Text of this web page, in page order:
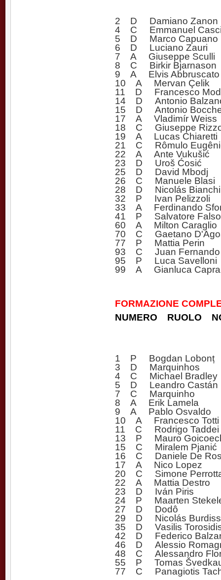
2 D Damiano Zanon
4 C Emmanuel
5 D Marco Capuano
6 D Luciano Zauri
7 A Giuseppe Sculli
8 C Birkir Bjarnason
9 A Elvis Abbruscato
10 A Mervan Çelik
11 D Francesco
14 D Antonio
15 D Antonio
17 A Vladimír Weiss
18 C Giuseppe
19 A Lucas Chiaretti
21 C Rômulo
22 A Ante Vukušić
23 D Uroš Ćosić
25 D David Mbodj
26 C Manuele Blasi
28 D Nicolás Bianchi
32 P Ivan Pelizzoli
33 A Ferdinando
41 P Salvatore Falso
60 A Milton Caraglio
70 C Gaetano
77 P Mattia Perin
93 C Juan Fernando
95 P Luca Savelloni
99 A Gianluca
FORMAZIONE
NUMERO RUOLO
1 P Bogdan Lobonț
3 D Marquinhos
4 C Michael Bradley
5 D Leandro Castán
7 C Marquinho
8 A Erik Lamela
9 A Pablo Osvaldo
10 A Francesco Totti
11 C Rodrigo Taddei
13 P Mauro
15 C Miralem Pjanić
16 C Daniele De
17 A Nico Lopez
20 C Simone
22 A Mattia Destro
23 D Iván Piris
24 P Maarten
27 D Dodô
29 D Nicolás
35 D Vasilis
42 D Federico
46 D Alessio
48 C Alessandro
55 P Tomas
77 C Panagiotis